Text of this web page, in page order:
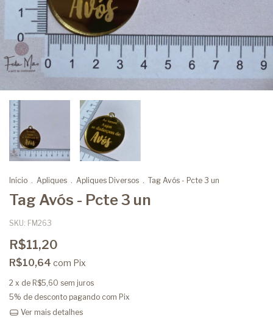
Início . Apliques . Apliques Diversos . Tag Avós - Pcte 3 un
Tag Avós - Pcte 3 un
SKU: FM263
R$11,20
R$10,64 com Pix
2 x de R$5,60 sem juros
5% de desconto pagando com Pix
Ver mais detalhes